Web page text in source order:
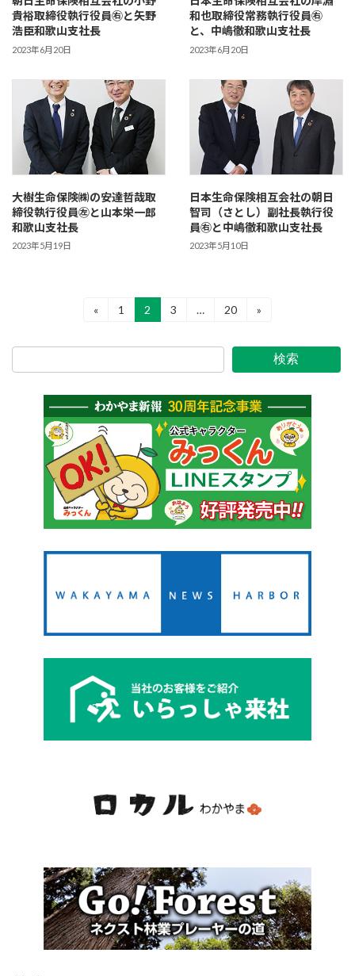
貴裕取締役執行役員㊨と矢野
浩臣和歌山支社長
2023年6月20日
和也取締役常務執行役員㊨
と、中嶋徹和歌山支社長
2023年6月20日
大樹生命保険㈱の安達哲哉取
締役執行役員㊧と山本栄一郎
和歌山支社長
2023年5月19日
日本生命保険相互会社の朝日
智司（さとし）副社長執行役
員㊨と中嶋徹和歌山支社長
2023年5月10日
«
固
ジ
1
固
定
ジ
2
固
ジ
3 …
固
ジ
20 »
検索